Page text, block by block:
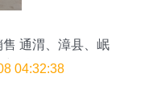
通渭、漳县、岷
供货
04:32:38